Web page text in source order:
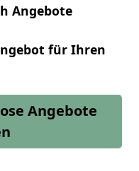
Angebote
für Ihren
Angebote